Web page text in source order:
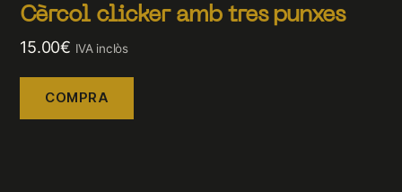
Cèrcol clicker amb tres punxes
15.00€ IVA inclòs
COMPRA